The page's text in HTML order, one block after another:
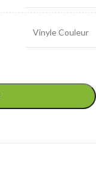
Vinyle Couleur